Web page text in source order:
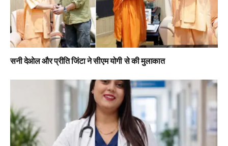
सनी देओल और प्रीति जिंटा ने सीएम योगी से की मुलाकात